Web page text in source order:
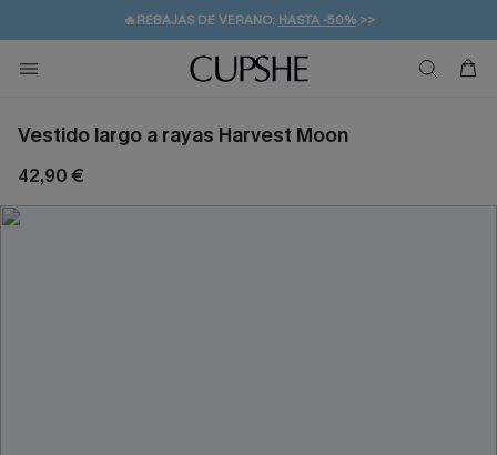
👒PROMOCIÓN DE VERANO:-10% EN 2 VESTIDOS
💌¡SUSCRIBIRSE & GANAR -10% EXTRA!
🚚ENVÍO GRATUITO A PARTIR DE 49 € >>
Vestido largo a rayas Harvest Moon
42,90 €